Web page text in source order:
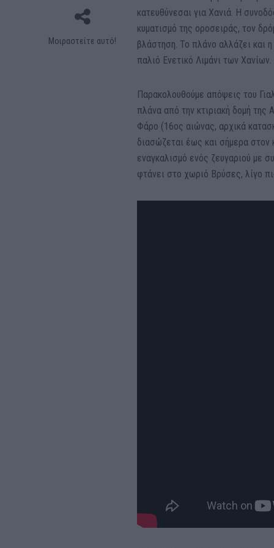
Μοιραστείτε αυτό!
κατευθύνεσαι για Χανιά. Η
κυματισμό της οροσειράς, τον
βλάστηση. Το πλάνο αλλάζει και
παλιό Ενετικό Λιμάνι των Χανίων.
Παρακολουθούμε απόψεις του
πλάνα από την κτιριακή δομή της
Φάρο (16ος αιώνας, αρχικά
διασώζεται έως και σήμερα
εναγκαλισμό ενός ζευγαριού με
φτάνει στο χωριό Βρύσες, λίγο